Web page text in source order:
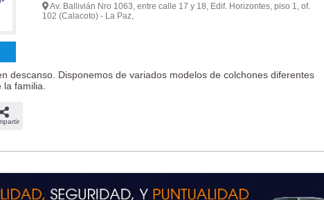
Av. Ballivián Nro 1063, entre calle 17 y 18, Edif. Horizontes, piso 1, of.
102 (Calacoto) - La Paz,
descanso. Disponemos de variados modelos de colchones diferentes
familia.